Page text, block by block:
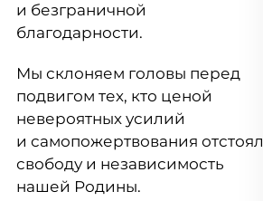
и безграничной
благодарности.
Мы склоняем головы перед
подвигом тех, кто ценой
невероятных усилий
и самопожертвования отстоял
свободу и независимость
нашей Родины.